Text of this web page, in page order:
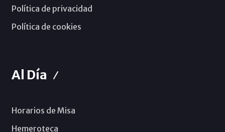
Política de privacidad
Política de cookies
Al Día
Horarios de Misa
Hemeroteca